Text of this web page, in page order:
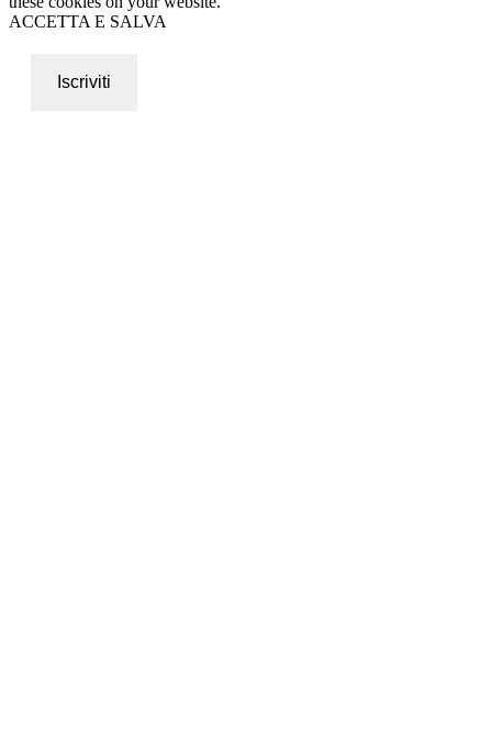
ACCETTA E SALVA
Iscriviti